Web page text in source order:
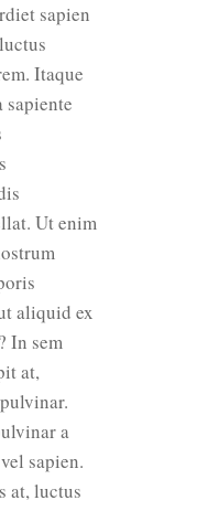
sapien
Itaque
sapiente
Ut enim
aliquid ex
In sem
at,
a
sapien.
at, luctus